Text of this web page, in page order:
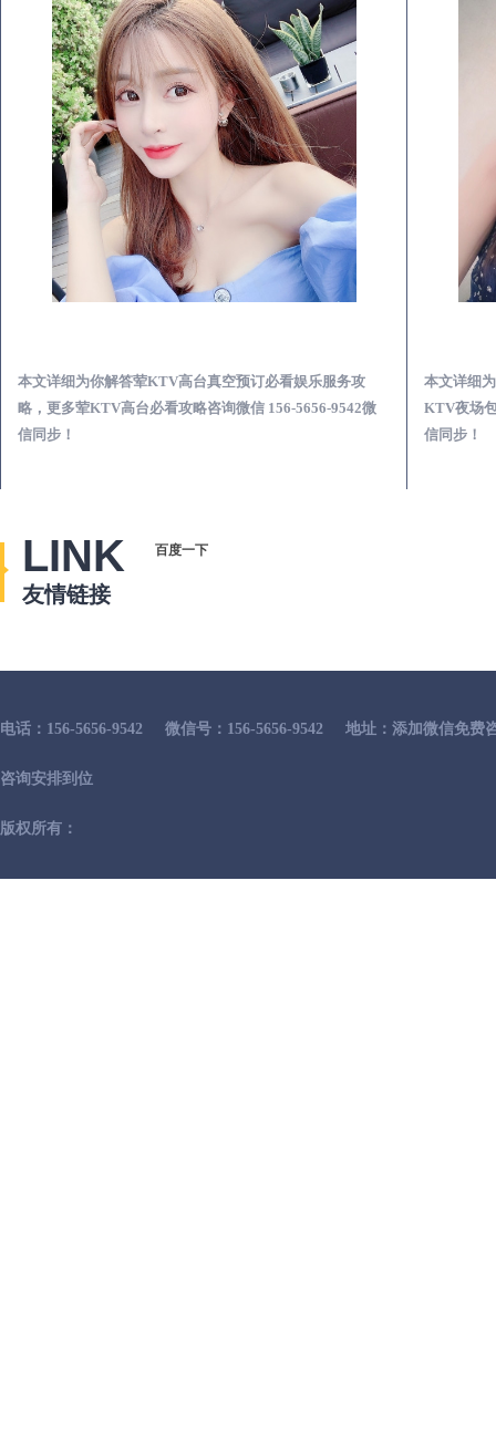
本文详细为你解答荤KTV高台真空预订必看娱乐服务攻
略，更多荤KTV高台必看攻略咨询微信 156-5656-9542微
信同步！
本文详细
KTV夜场
信同步！
LINK
友情链接
百度一下
电话：156-5656-9542 微信号：156-5656-9542 地址：添加微信免费
咨询安排到位
版权所有：